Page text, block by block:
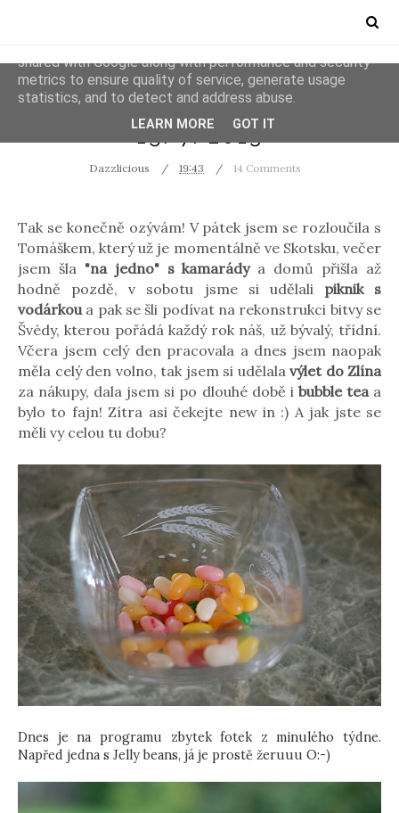
PHOTOS RANDOM
15/7/2013
Dazzlicious 19:43 14 Comments
Tak se konečně ozývám! V pátek jsem se rozloučila s
Tomáškem, který už je momentálně ve Skotsku, večer
jsem šla "na jedno" s kamarádya domů přišla až
hodně pozdě, v sobotu jsme si udělali piknik s
vodárkoua pak se šli podívat na rekonstrukci bitvy se
Švédy, kterou pořádá každý rok náš, už bývalý, třídní.
Včera jsem celý den pracovala a dnes jsem naopak
měla celý den volno, tak jsem si udělala výlet do Zlína
za nákupy, dala jsem si po dlouhé době i bubble teaa
bylo to fajn! Zítra asi čekejte new in :) A jak jste se
měli vy celou tu dobu?
Dnes je na programu zbytek fotek z minulého týdne.
Napřed jedna s Jelly beans, já je prostě žeruuu O:-)
This site uses cookies from Google to deliver its services
shared with Google along with performance and security
metrics to ensure quality of service, generate usage
statistics, and to detect and address abuse.
LEARN MORE GOT IT